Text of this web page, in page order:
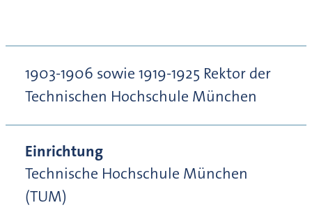
1903-1906 sowie 1919-1925 Rektor der
Technischen Hochschule München
Einrichtung
Technische Hochschule München
(TUM)